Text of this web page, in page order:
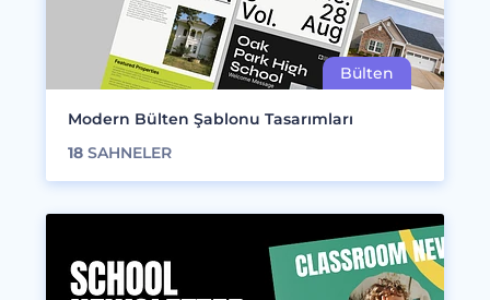
Modern Bülten Şablonu Tasarımları
18 SAHNELER